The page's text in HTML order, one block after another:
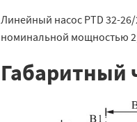
Линейный насос PTD 32-
номинальной мощностью
Габаритный